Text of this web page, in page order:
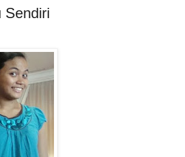
Sendiri